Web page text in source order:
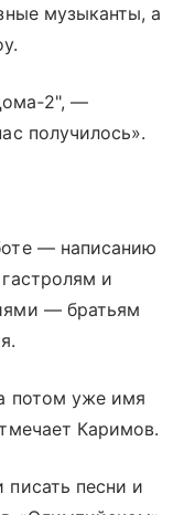
музыканты, а
—
получилось».
— написанию
и
— братьям
потом уже имя
Каримов.
писать песни и